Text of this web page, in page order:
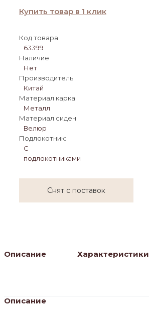
Купить товар в 1 клик
Код товара
63399
Наличие
Нет
Производитель:
Китай
Материал каркаса:
Металл
Материал сиденья:
Велюр
Подлокотник:
С
подлокотниками
Снят с поставок
Описание Характеристики
Описание